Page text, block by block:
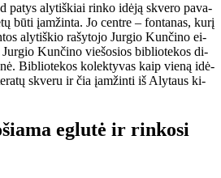
pa­tys aly­tiš­kiai rin­ko idė­ją skve­ro pa­va­
bū­ti įam­žin­ta. Jo cen­tre – fon­ta­nas, ku­rį
aly­tiš­kio ra­šy­to­jo Jur­gio Kun­či­no ei­
Kun­či­no vie­šo­sios bib­lio­te­kos di­
Bib­lio­te­kos ko­lek­ty­vas kaip vie­ną idė­
skve­ru ir čia įam­žin­ti iš Aly­taus ki­
eg­lu­tė ir rin­ko­si